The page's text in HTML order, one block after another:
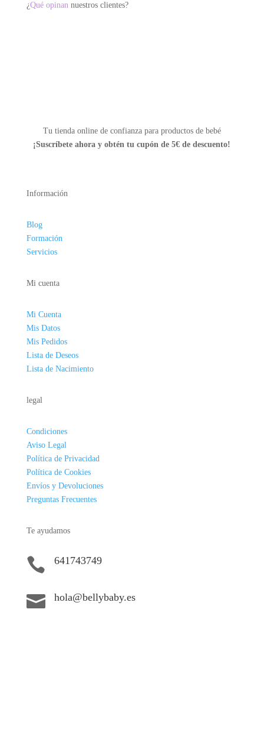
en
¿Qué opinannuestros clientes?
Tu tienda online de confianza para productos de bebé
¡Suscríbete ahora yobtén tu cupón de 5€ de descuento!
Información
Blog
Formación
Servicios
Mi cuenta
Mi Cuenta
Mis Datos
Mis Pedidos
Lista de Deseos
Lista de Nacimiento
legal
Condiciones
Aviso Legal
Política de Privacidad
Política de Cookies
Envíos y Devoluciones
Preguntas Frecuentes
Te ayudamos
 641743749
 hola@bellybaby.es